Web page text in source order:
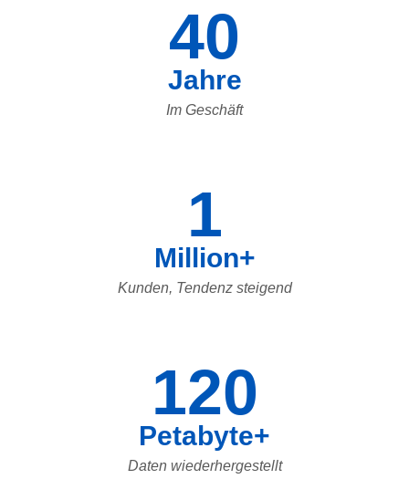
40
Jahre
Im Geschäft
1
Million+
Kunden, Tendenz steigend
120
Petabyte+
Daten wiederhergestellt